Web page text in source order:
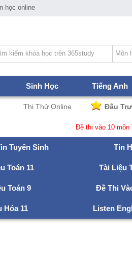
học online
Sinh Học Tiếng Anh
Thi Thử Online Đấu
Đề thi vào 10 môn
Tuyển Sinh Tin
Toán 11 Tài Liệu
Toán 9 Đề Thi
Hóa 11 Listen